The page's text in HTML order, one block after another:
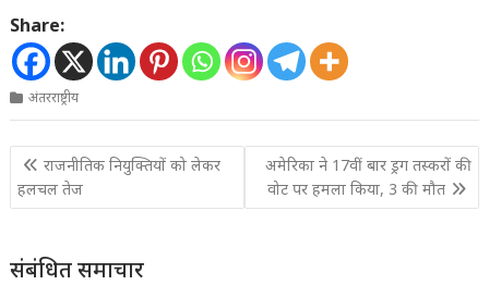
Share:
अंतरराष्ट्रीय
Post
navigation
राजनीतिक नियुक्तियों को लेकर
हलचल तेज
अमेरिका ने 17वीं बार ड्रग तस्करों की
वोट पर हमला किया, 3 की मौत
संबंधित समाचार